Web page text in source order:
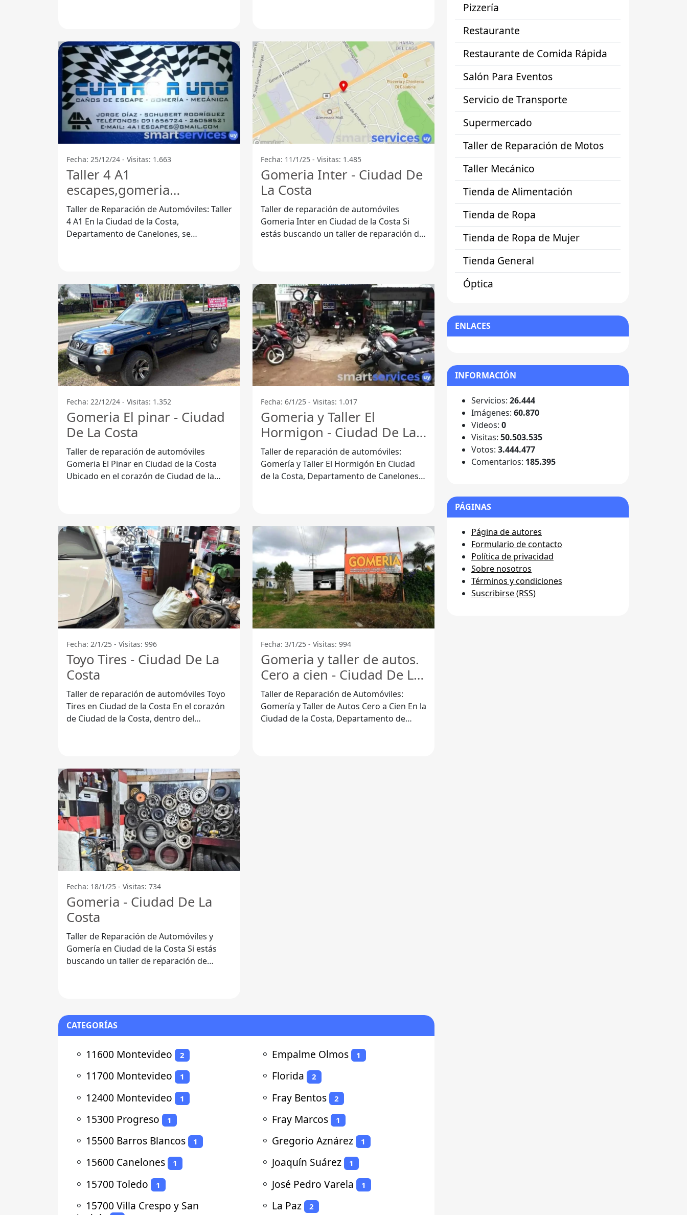
Fecha: 25/12/24 - Visitas: 1.663
Taller 4 A1
escapes,gomeria
,alineaciones , mecanica
ligera - Ciudad De La Costa
Taller de Reparación de Automóviles: Taller
4 A1 En la Ciudad de la Costa,
Departamento de Canelones, se
Fecha: 11/1/25 - Visitas: 1.485
Gomeria Inter - Ciudad De
La Costa
Taller de reparación de automóviles
Gomeria Inter en Ciudad de la Costa Si
estás buscando un taller de reparación de
Fecha: 22/12/24 - Visitas: 1.352
Gomeria El pinar - Ciudad
De La Costa
Taller de reparación de automóviles
Gomeria El Pinar en Ciudad de la Costa
Ubicado en el corazón de Ciudad de la
Fecha: 6/1/25 - Visitas: 1.017
Gomeria y Taller El
Hormigon - Ciudad De La
Costa
Taller de reparación de automóviles:
Gomería y Taller El Hormigón En Ciudad
de la Costa, Departamento de Canelones,
Fecha: 2/1/25 - Visitas: 996
Toyo Tires - Ciudad De La
Costa
Taller de reparación de automóviles Toyo
Tires en Ciudad de la Costa En el corazón
de Ciudad de la Costa, dentro del
Fecha: 3/1/25 - Visitas: 994
Gomeria y taller de autos.
Cero a cien - Ciudad De La
Costa
Taller de Reparación de Automóviles:
Gomería y Taller de Autos Cero a Cien En la
Ciudad de la Costa, Departamento de
Fecha: 18/1/25 - Visitas: 734
Gomeria - Ciudad De La
Costa
Taller de Reparación de Automóviles y
Gomería en Ciudad de la Costa Si estás
buscando un taller de reparación de
CATEGORÍAS
⚬ 11600 Montevideo 2
⚬ 11700 Montevideo 1
⚬ 12400 Montevideo 1
⚬ 15300 Progreso 1
⚬ 15500 Barros Blancos 1
⚬ 15600 Canelones 1
⚬ 15700 Toledo 1
⚬ 15700 Villa Crespo y San
⚬ Empalme Olmos 1
⚬ Florida 2
⚬ Fray Bentos 2
⚬ Fray Marcos 1
⚬ Gregorio Aznárez 1
⚬ Joaquín Suárez 1
⚬ José Pedro Varela 1
⚬ La Paz 2
Pizzería
Restaurante
Restaurante de Comida Rápida
Salón Para Eventos
Servicio de Transporte
Supermercado
Taller de Reparación de Motos
Taller Mecánico
Tienda de Alimentación
Tienda de Ropa
Tienda de Ropa de Mujer
Tienda General
Óptica
ENLACES
INFORMACIÓN
Servicios: 26.444
Imágenes: 60.870
Videos: 0
Visitas: 50.503.535
Votos: 3.444.477
Comentarios: 185.395
PÁGINAS
Página de autores
Formulario de contacto
Política de privacidad
Sobre nosotros
Términos y condiciones
Suscribirse (RSS)